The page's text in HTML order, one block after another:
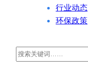
行业动态
环保政策
Search